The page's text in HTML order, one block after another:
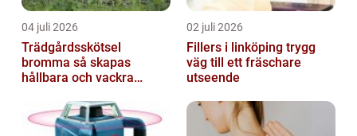
04 juli 2026
Trädgårdsskötsel
bromma så skapas
hållbara och vackra
02 juli 2026
Fillers i linköping trygg
väg till ett fräschare
utseende